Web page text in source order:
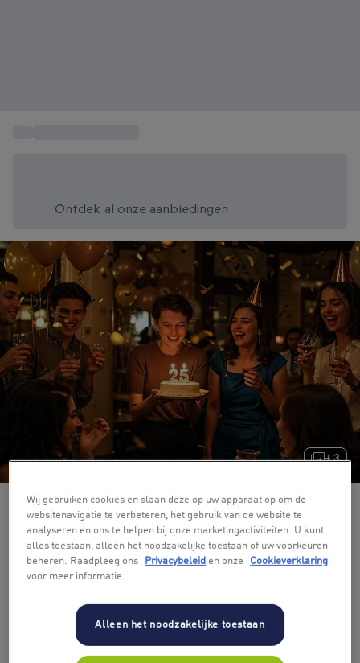
Ontdek al onze aanbiedingen
+ 3
Wij gebruiken cookies en slaan deze op uw apparaat op om de
websitenavigatie te verbeteren, het gebruik van de website te
analyseren en ons te helpen bij onze marketingactiviteiten. U kunt
alles toestaan, alleen het noodzakelijke toestaan of uw voorkeuren
beheren. Raadpleeg ons
Privacybeleid en onze
Cookieverklaring
voor meer informatie.
Alleen het noodzakelijke toestaan